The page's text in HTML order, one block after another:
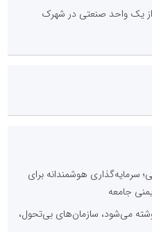
از یک واحد صنعتی در شهرک
سرمایه‌گذاری هوشمندانه برای
جامعه
می‌شود، سازمان‌های بی‌تحول،